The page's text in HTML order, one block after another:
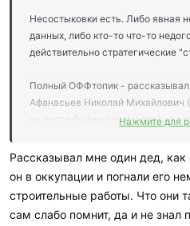
Несостыковки есть. Либо явная
данных, либо кто-то что-то
действительно стратегические
Полный ОФФтопик - рассказывал
Афанасьев Николай Михайлович
он после Войны занимался) на
железнодорожную магистраль
намного за неё углубились).
так потом и отошли. Не было ни
под городом, ни, тем более,
Причин могло быть вагон и
Нажмите для
Рассказывал мне один дед,
он в оккупации и погнали его
строительные работы. Что они
сам слабо помнит, да и не знал